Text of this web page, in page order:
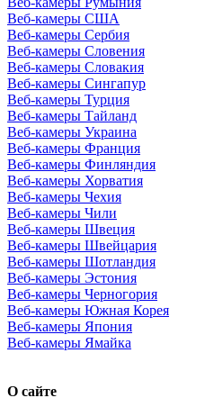
Веб-камеры США
Веб-камеры Сербия
Веб-камеры Словения
Веб-камеры Словакия
Веб-камеры Сингапур
Веб-камеры Турция
Веб-камеры Тайланд
Веб-камеры Украина
Веб-камеры Франция
Веб-камеры Финляндия
Веб-камеры Хорватия
Веб-камеры Чехия
Веб-камеры Чили
Веб-камеры Швеция
Веб-камеры Швейцария
Веб-камеры Шотландия
Веб-камеры Эстония
Веб-камеры Черногория
Веб-камеры Южная Корея
Веб-камеры Япония
Веб-камеры Ямайка
О сайте